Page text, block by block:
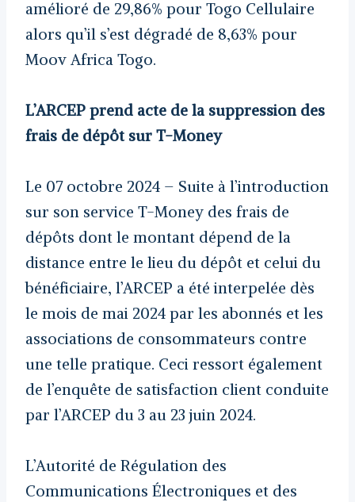
amélioré de 29,86% pour Togo Cellulaire
alors qu’il s’est dégradé de 8,63% pour
Moov Africa Togo.
L’ARCEP prend acte de la suppression des
frais de dépôt sur T-Money
Le 07 octobre 2024 – Suite à l’introduction
sur son service T-Money des frais de
dépôts dont le montant dépend de la
distance entre le lieu du dépôt et celui du
bénéficiaire, l’ARCEP a été interpelée dès
le mois de mai 2024 par les abonnés et les
associations de consommateurs contre
une telle pratique. Ceci ressort également
de l’enquête de satisfaction client conduite
par l’ARCEP du 3 au 23 juin 2024.
L’Autorité de Régulation des
Communications Électroniques et des